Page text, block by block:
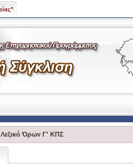
Λεξικό Όρων Γ' ΚΠΣ